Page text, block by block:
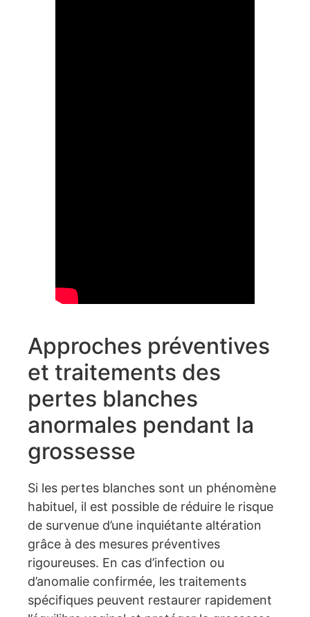
Approches préventives
et traitements des
pertes blanches
anormales pendant la
grossesse
Si les pertes blanches sont un phénomène
habituel, il est possible de réduire le risque
de survenue d’une inquiétante altération
grâce à des mesures préventives
rigoureuses. En cas d’infection ou
d’anomalie confirmée, les traitements
spécifiques peuvent restaurer rapidement